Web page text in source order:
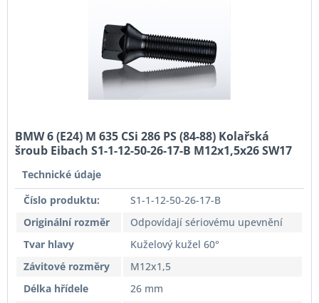
BMW 6 (E24) M 635 CSi 286 PS (84-88) Kolařská
šroub Eibach S1-1-12-50-26-17-B M12x1,5x26 SW17
Technické údaje
Číslo produktu:
S1-1-12-50-26-17-B
Originální rozměr
Odpovídají sériovému upevnění
Tvar hlavy
Kuželový kužel 60°
Závitové rozměry
M12x1,5
Délka hřídele
26 mm